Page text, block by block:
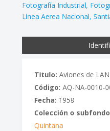
Fotografía Industrial
Línea Aerea Nacional
Titulo: Aviones de
Código: AQ-NA-0010-
Fecha: 1958
Colección o
Quintana